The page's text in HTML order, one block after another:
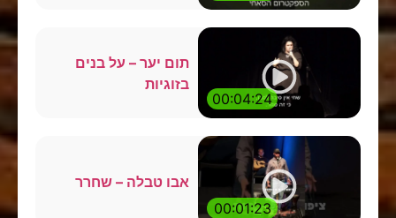
00:04:24
תום יער – על בנים
00:01:23
אבו טבלה – שחרר